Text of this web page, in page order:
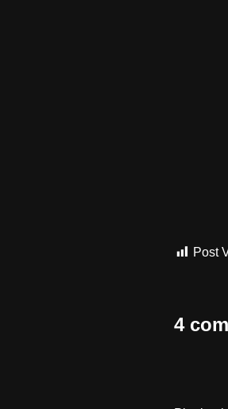
Post
4